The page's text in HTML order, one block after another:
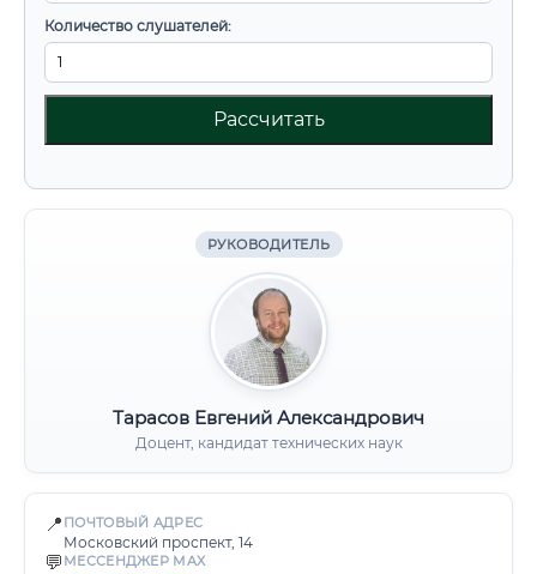
Количество слушателей:
Рассчитать
РУКОВОДИТЕЛЬ
Тарасов Евгений Александрович
Доцент, кандидат технических наук
📍 ПОЧТОВЫЙ АДРЕС
Московский проспект, 14
💬 МЕССЕНДЖЕР MAX